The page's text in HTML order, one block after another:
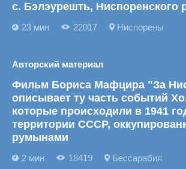
с. Бэлэурешть, Ниспоренского
23 мин 22017 Ниспорены
Авторский материал
Фильм Бориса Мафцира "За
описывает ту часть событий
которые происходили в 1941
территории СССР,
румынами
2 мин 18419 Бессарабия